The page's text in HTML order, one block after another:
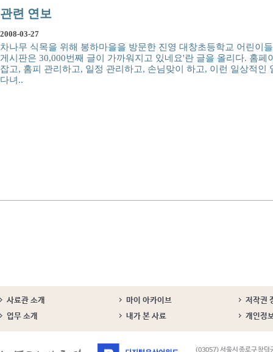
관련 연보
2008-03-27
차나무 식목을 위해 봉하마을을 방문한 진영 대창초등학교 어린이
게시판은 30,000번째 글이 가까워지고 있네요'란 글을 올리다. 홈
잡고, 홈피 관리하고, 일정 관리하고, 손님맞이 하고, 이런 일상적
다녀..
사료관 소개 마이 아카이브
저작권
업무 소개
내가 본 사료 개인정
(03057) 서울시 종로구 창덕